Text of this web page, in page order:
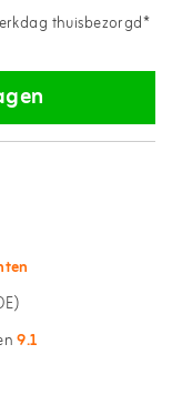
thuisbezorgd*
9.1